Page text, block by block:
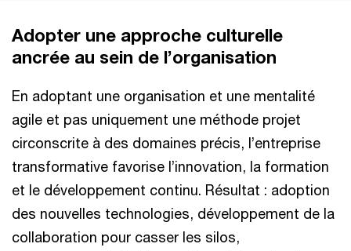
Adopter une approche culturelle
ancrée au sein de l’organisation
En adoptant une organisation et une mentalité
agile et pas uniquement une méthode projet
circonscrite à des domaines précis, l’entreprise
transformative favorise l’innovation, la formation
et le développement continu. Résultat : adoption
des nouvelles technologies, développement de la
collaboration pour casser les silos,